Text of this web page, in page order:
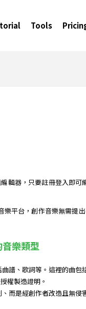
Tools
輯器，只要註冊登入即
平台，創作音樂無需提
樂類型
譜、歌詞等。這裡的曲
權製造證明。
而是經創作者改造且無